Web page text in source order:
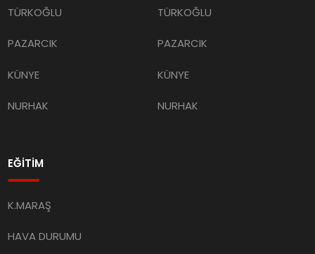
TÜRKOĞLU
PAZARCIK
KÜNYE
NURHAK
TÜRKOĞLU
PAZARCIK
KÜNYE
NURHAK
EĞİTİM
K.MARAŞ
HAVA DURUMU